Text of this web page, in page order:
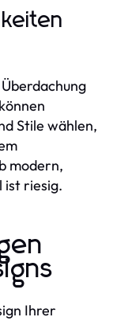
Stile wählen,
modern,
ist riesig.
Ihrer